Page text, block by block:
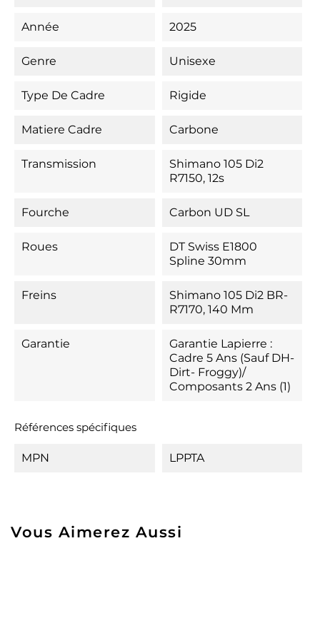
Année 2025
Genre Unisexe
Type De Cadre Rigide
Matiere Cadre Carbone
Transmission
Shimano 105 Di2
R7150, 12s
Fourche Carbon UD SL
Roues
DT Swiss E1800
Spline 30mm
Freins
Shimano 105 Di2 BR-
R7170, 140 Mm
Garantie
Garantie Lapierre :
Cadre 5 Ans (Sauf DH-
Dirt- Froggy)/
Composants 2 Ans (1)
Références spécifiques
MPN LPPTA
Vous Aimerez Aussi